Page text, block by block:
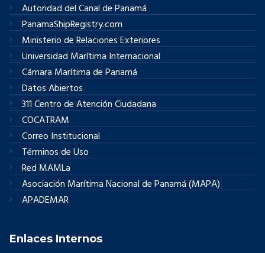
Autoridad del Canal de Panamá
PanamaShipRegistry.com
Ministerio de Relaciones Exteriores
Universidad Marítima Internacional
Cámara Marítima de Panamá
Datos Abiertos
311 Centro de Atención Ciudadana
COCATRAM
Correo Institucional
Términos de Uso
Red MAMLa
Asociación Marítima Nacional de Panamá (MAPA)
APADEMAR
Enlaces Internos